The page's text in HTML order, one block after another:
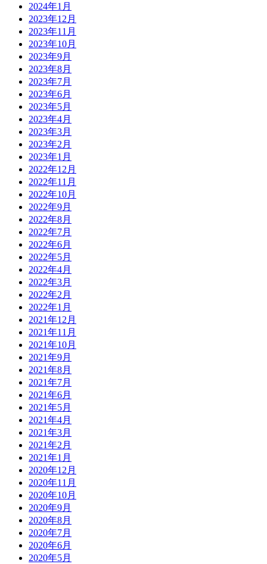
2024年1月
2023年12月
2023年11月
2023年10月
2023年9月
2023年8月
2023年7月
2023年6月
2023年5月
2023年4月
2023年3月
2023年2月
2023年1月
2022年12月
2022年11月
2022年10月
2022年9月
2022年8月
2022年7月
2022年6月
2022年5月
2022年4月
2022年3月
2022年2月
2022年1月
2021年12月
2021年11月
2021年10月
2021年9月
2021年8月
2021年7月
2021年6月
2021年5月
2021年4月
2021年3月
2021年2月
2021年1月
2020年12月
2020年11月
2020年10月
2020年9月
2020年8月
2020年7月
2020年6月
2020年5月